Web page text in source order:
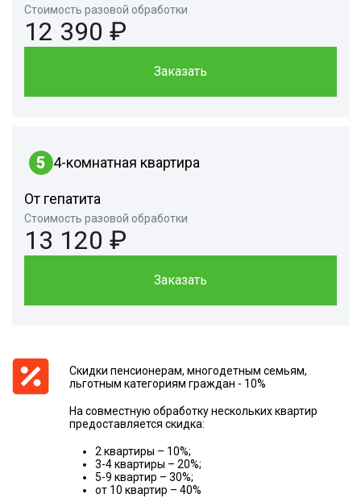
Стоимость разовой обработки
12 390 ₽
Заказать
5 4-комнатная квартира
От гепатита
Стоимость разовой обработки
13 120 ₽
Заказать
Скидки пенсионерам, многодетным семьям,
льготным категориям граждан - 10%
На совместную обработку нескольких квартир
предоставляется скидка:
2 квартиры – 10%;
3-4 квартиры – 20%;
5-9 квартир – 30%;
от 10 квартир – 40%